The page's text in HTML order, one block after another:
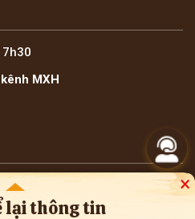
lại thông tin
×
MXH
Tuấn
khảo nội bộ về y học cổ truyền. Bà con
điều trị bệnh, cần tham khảo ý kiến của